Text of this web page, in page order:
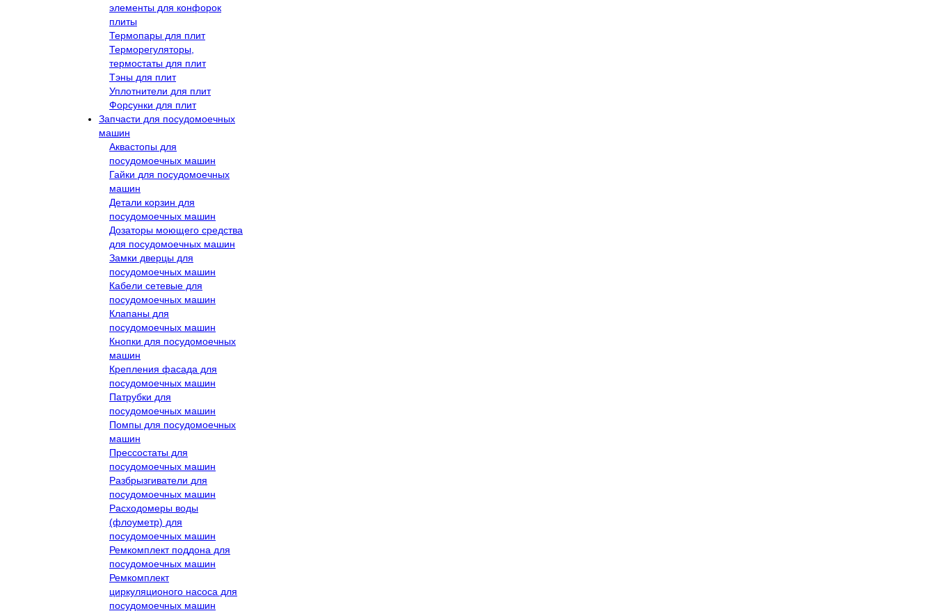
элементы для конфорок
плиты
Термопары для плит
Терморегуляторы,
термостаты для плит
Тэны для плит
Уплотнители для плит
Форсунки для плит
Запчасти для посудомоечных
машин
Аквастопы для
посудомоечных машин
Гайки для посудомоечных
машин
Детали корзин для
посудомоечных машин
Дозаторы моющего средства
для посудомоечных машин
Замки дверцы для
посудомоечных машин
Кабели сетевые для
посудомоечных машин
Клапаны для
посудомоечных машин
Кнопки для посудомоечных
машин
Крепления фасада для
посудомоечных машин
Патрубки для
посудомоечных машин
Помпы для посудомоечных
машин
Прессостаты для
посудомоечных машин
Разбрызгиватели для
посудомоечных машин
Расходомеры воды
(флоуметр) для
посудомоечных машин
Ремкомплект поддона для
посудомоечных машин
Ремкомплект
циркуляционого насоса для
посудомоечных машин